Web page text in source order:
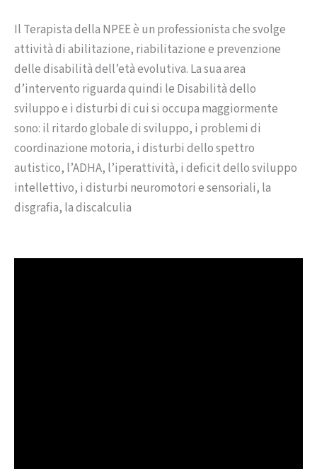
Il Terapista della NPEE è un professionista che svolge
attività di abilitazione, riabilitazione e prevenzione
delle disabilità dell’età evolutiva. La sua area
d’intervento riguarda quindi le Disabilità dello
sviluppo e i disturbi di cui si occupa maggiormente
sono: il ritardo globale di sviluppo, i problemi di
coordinazione motoria, i disturbi dello spettro
autistico, l’ADHA, l’iperattività, i deficit dello sviluppo
intellettivo, i disturbi neuromotori e sensoriali, la
disgrafia, la discalculia